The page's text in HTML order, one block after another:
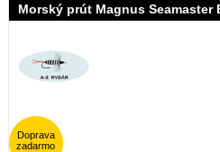
Morský prút Magnus Seamaster
Doprava
zadarmo